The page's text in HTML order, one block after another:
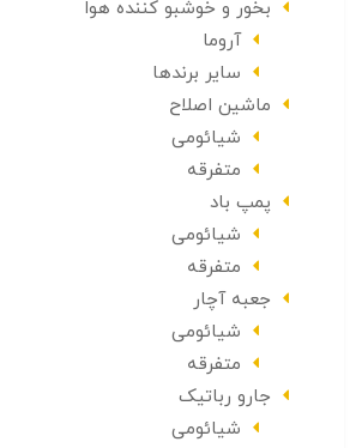
بخور و خوشبو کننده هوا
آروما
سایر برندها
ماشین اصلاح
شیائومی
متفرقه
پمپ باد
شیائومی
متفرقه
جعبه آچار
شیائومی
متفرقه
جارو رباتیک
شیائومی